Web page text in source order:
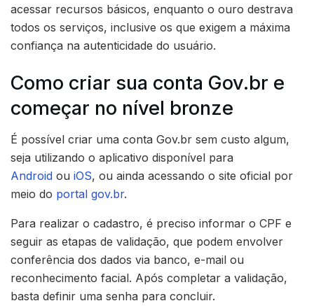
acessar recursos básicos, enquanto o ouro destrava
todos os serviços, inclusive os que exigem a máxima
confiança na autenticidade do usuário.
Como criar sua conta Gov.br e
começar no nível bronze
É possível criar uma conta Gov.br sem custo algum,
seja utilizando o aplicativo disponível para
Android ou iOS, ou ainda acessando o site oficial por
meio do portal gov.br.
Para realizar o cadastro, é preciso informar o CPF e
seguir as etapas de validação, que podem envolver
conferência dos dados via banco, e-mail ou
reconhecimento facial. Após completar a validação,
basta definir uma senha para concluir.